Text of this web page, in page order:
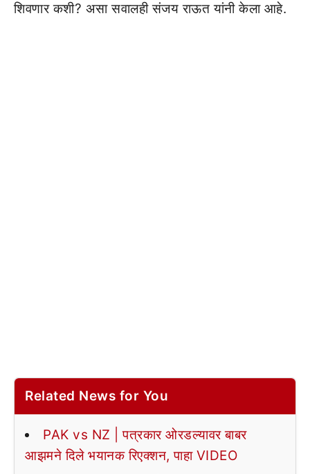
शिवणार कशी? असा सवालही संजय राऊत यांनी केला आहे.
Related News for You
PAK vs NZ | पत्रकार ओरडल्यावर बाबर
आझमने दिले भयानक रिएक्शन, पाहा VIDEO